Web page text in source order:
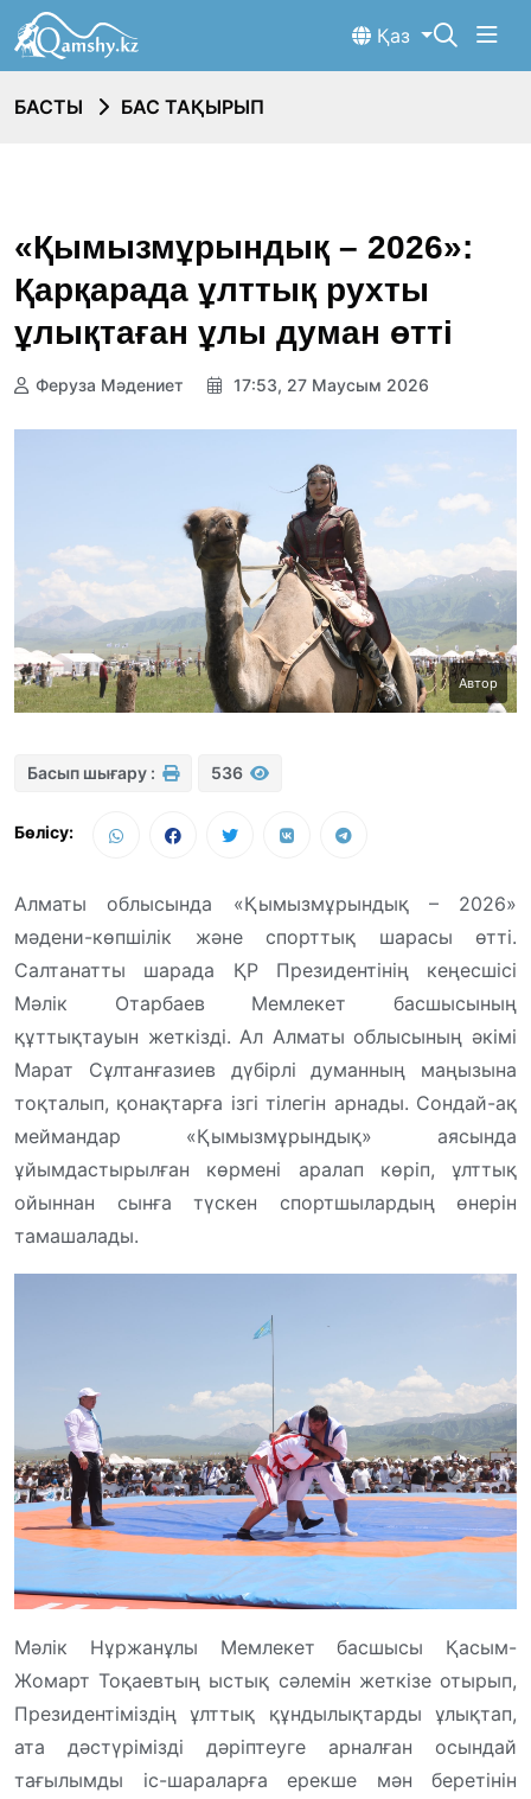
Қаз
БАСТЫ БАС ТАҚЫРЫП
«Қымызмұрындық – 2026»:
Қарқарада ұлттық рухты
ұлықтаған ұлы думан өтті
Феруза Мәдениет 17:53, 27 Маусым 2026
Автор
Басып шығару : 536
Бөлісу:
Алматы облысында «Қымызмұрындық – 2026»
мәдени-көпшілік және спорттық шарасы өтті.
Салтанатты шарада ҚР Президентінің кеңесшісі
Мәлік Отарбаев Мемлекет басшысының
құттықтауын жеткізді. Ал Алматы облысының әкімі
Марат Сұлтанғазиев дүбірлі думанның маңызына
тоқталып, қонақтарға ізгі тілегін арнады. Сондай-ақ
меймандар «Қымызмұрындық» аясында
ұйымдастырылған көрмені аралап көріп, ұлттық
ойыннан сынға түскен спортшылардың өнерін
тамашалады.
Мәлік Нұржанұлы Мемлекет басшысы Қасым-
Жомарт Тоқаевтың ыстық сәлемін жеткізе отырып,
Президентіміздің ұлттық құндылықтарды ұлықтап,
ата дәстүрімізді дәріптеуге арналған осындай
тағылымды іс-шараларға ерекше мән беретінін